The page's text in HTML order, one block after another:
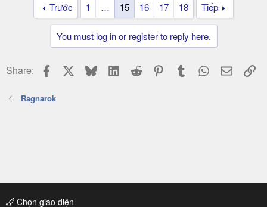
Trước 1 … 15 16 17 18 Tiếp
You must log in or register to reply here.
Share: Facebook BlueskyLinkedIn
Reddit PinterestTumblr WhatsApp
Email
Ragnarok
Chọn giao diện